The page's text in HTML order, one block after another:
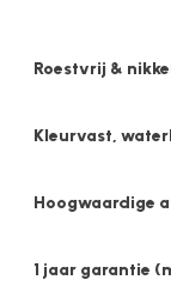
Roestvrij &
Kleurvast,
Hoogwaardige
1 jaar garantie